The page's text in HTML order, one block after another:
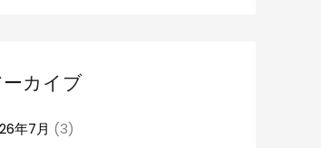
ーカイブ
年7月 (3)